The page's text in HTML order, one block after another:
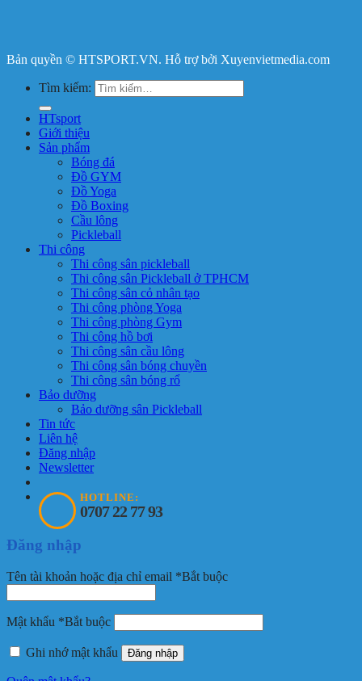
Bản quyền © HTSPORT.VN. Hỗ trợ bởi Xuyenvietmedia.com
Tìm kiếm:
HTsport
Giới thiệu
Sản phẩm
Bóng đá
Đồ GYM
Đồ Yoga
Đồ Boxing
Cầu lông
Pickleball
Thi công
Thi công sân pickleball
Thi công sân Pickleball ở TPHCM
Thi công sân cỏ nhân tạo
Thi công phòng Yoga
Thi công phòng Gym
Thi công hồ bơi
Thi công sân cầu lông
Thi công sân bóng chuyền
Thi công sân bóng rổ
Bảo dưỡng
Bảo dưỡng sân Pickleball
Tin tức
Liên hệ
Đăng nhập
Newsletter
HOTLINE:
0707 22 77 93
Đăng nhập
Tên tài khoản hoặc địa chỉ email *Bắt buộc
Mật khẩu *Bắt buộc
Ghi nhớ mật khẩu Đăng nhập